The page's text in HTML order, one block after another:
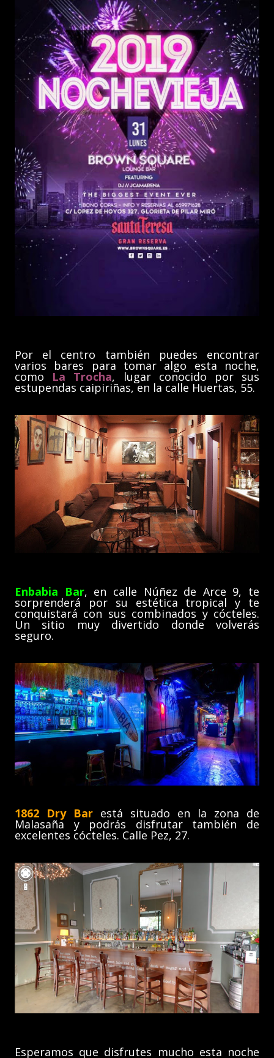
Por el centro también puedes encontrar
varios bares para tomar algo esta noche,
como La Trocha, lugar conocido por sus
estupendas caipiriñas, en la calle Huertas, 55.
Enbabia Bar, en calle Núñez de Arce 9, te
sorprenderá por su estética tropical y te
conquistará con sus combinados y cócteles.
Un sitio muy divertido donde volverás
seguro.
1862 Dry Bar está situado en la zona de
Malasaña y podrás disfrutar también de
excelentes cócteles. Calle Pez, 27.
Esperamos que disfrutes mucho esta noche